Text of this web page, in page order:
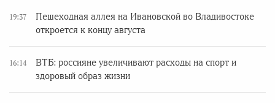
19:37
Пешеходная аллея на Ивановской во Владивостоке
откроется к концу августа
16:14
ВТБ: россияне увеличивают расходы на спорт и
здоровый образ жизни